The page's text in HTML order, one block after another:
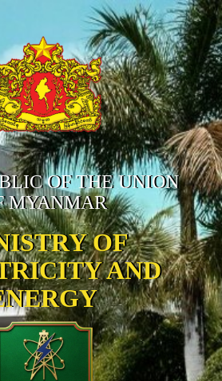
OF THE UNION
MYANMAR
OF
AND